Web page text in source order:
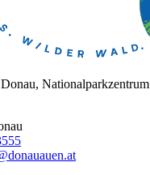
Nationalparkzentrum